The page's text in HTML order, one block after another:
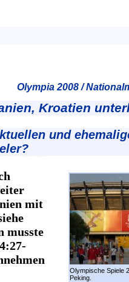
Olympia 2008 /
Kroatien
und
Olympische Spiele
Peking.
mit
musste